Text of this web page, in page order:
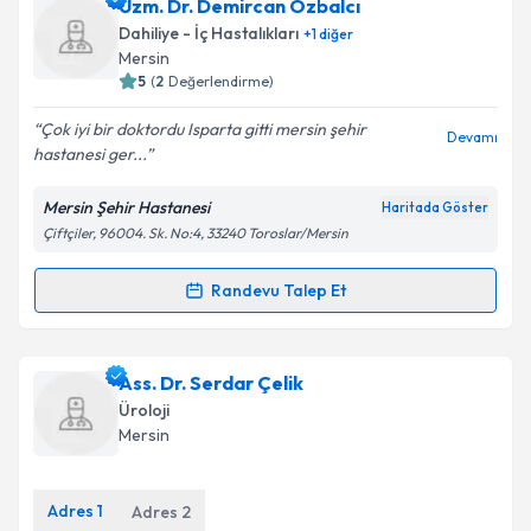
Takvim Talebini Gönder
takvimi talebi oluşturun. Size bu uzmandan randevu
almanız için bir takvim hazırlandığında e-posta ile
bilgilendireceğiz.
E-posta Adresiniz
Kişisel verilerimin işlenmesine ilişkin
Metni'ni okudum ve kişisel verilerimin belirtilen
kapsamda işlenmesini kabul ediyorum.
Uzm. Dr. Demircan Özbalcı
Dahiliye - İç Hastalıkları +1diğer
Mersin
5 (2 Değerlendirme)
Çok iyi bir doktordu Isparta gitti mersin şehir
hastanesi ger...
Devamı
Mersin Şehir Hastanesi Haritada Göster
Çiftçiler, 96004. Sk. No:4, 33240 Toroslar/Mersin
Randevu Talep Et
Randevu Takvimi Talebi
Uzm. Dr. Demircan Özbalcı
talebi oluşturun. Size bu uzmandan randevu almanız
için bir takvim hazırlandığında e-posta ile
Ass. Dr. Serdar Çelik
Üroloji
Mersin
Adres 1 Adres 2